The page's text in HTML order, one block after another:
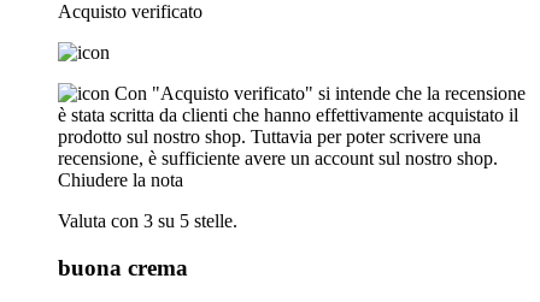
Acquisto verificato
Con "Acquisto verificato" si intende che la recensione
è stata scritta da clienti che hanno effettivamente acquistato il
prodotto sul nostro shop. Tuttavia per poter scrivere una
recensione, è sufficiente avere un account sul nostro shop.
Chiudere la nota
Valuta con 3 su 5 stelle.
buona crema